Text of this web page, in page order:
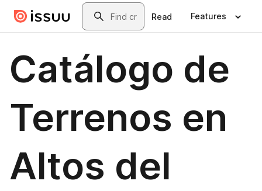
Skip to main contentSearch
Read Features
Catálogo de
Terrenos en
Altos del